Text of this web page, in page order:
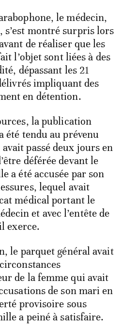
le médecin,
s’est montré surpris lors
de réaliser que les
l’objet sont liées à des
dépassant les 21
impliquant des
en détention.
la publication
été tendu au prévenu
passé deux jours en
déférée devant le
a été accusée par son
lequel avait
médical portant le
et avec l’entête de
exerce.
le parquet général avait
de la femme qui avait
de son mari en
provisoire sous
a peiné à satisfaire.